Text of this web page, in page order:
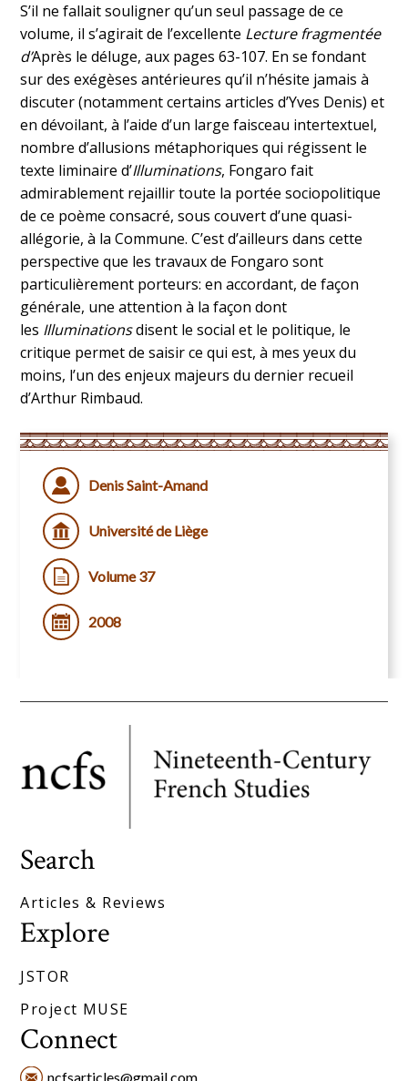
S’il ne fallait souligner qu’un seul passage de ce
volume, il s’agirait de l’excellente Lecture fragmentée
d’Après le déluge, aux pages 63-107. En se fondant
sur des exégèses antérieures qu’il n’hésite jamais à
discuter (notamment certains articles d’Yves Denis) et
en dévoilant, à l’aide d’un large faisceau intertextuel,
nombre d’allusions métaphoriques qui régissent le
texte liminaire d’Illuminations, Fongaro fait
admirablement rejaillir toute la portée sociopolitique
de ce poème consacré, sous couvert d’une quasi-
allégorie, à la Commune. C’est d’ailleurs dans cette
perspective que les travaux de Fongaro sont
particulièrement porteurs: en accordant, de façon
générale, une attention à la façon dont
les Illuminationsdisent le social et le politique, le
critique permet de saisir ce qui est, à mes yeux du
moins, l’un des enjeux majeurs du dernier recueil
d’Arthur Rimbaud.
Denis Saint-Amand
Université de Liège
Volume 37
2008
Search
Articles & Reviews
Explore
JSTOR
Project MUSE
Connect
ncfsarticles@gmail.com